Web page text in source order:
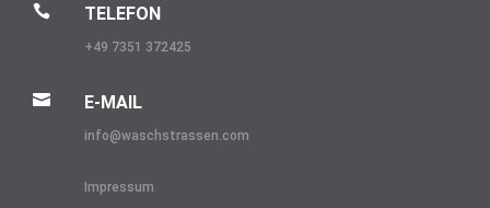
 TELEFON
+49 7351 372425
 E-MAIL
info@waschstrassen.com
Impressum